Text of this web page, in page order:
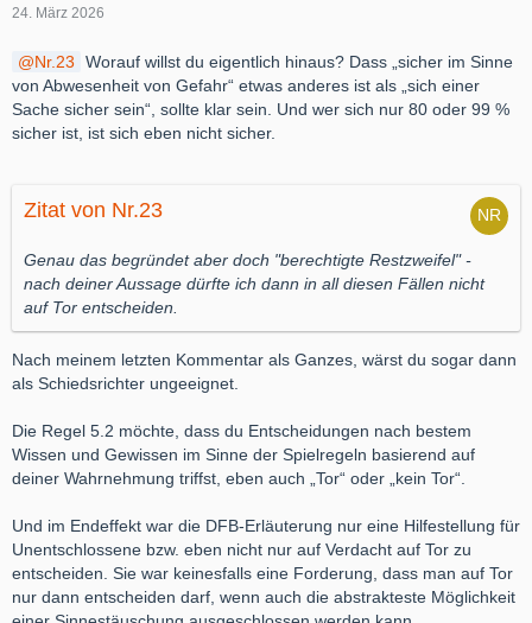
24. März 2026
Nr.23
Worauf willst du eigentlich hinaus? Dass „sicher im Sinne
von Abwesenheit von Gefahr“ etwas anderes ist als „sich einer
Sache sicher sein“, sollte klar sein. Und wer sich nur 80 oder 99 %
sicher ist, ist sich eben nicht sicher.
Zitat von Nr.23
Genau das begründet aber doch "berechtigte Restzweifel" -
nach deiner Aussage dürfte ich dann in all diesen Fällen nicht
auf Tor entscheiden.
Nach meinem letzten Kommentar als Ganzes, wärst du sogar dann
als Schiedsrichter ungeeignet.
Die Regel 5.2 möchte, dass du Entscheidungen nach bestem
Wissen und Gewissen im Sinne der Spielregeln basierend auf
deiner Wahrnehmung triffst, eben auch „Tor“ oder „kein Tor“.
Und im Endeffekt war die DFB-Erläuterung nur eine Hilfestellung für
Unentschlossene bzw. eben nicht nur auf Verdacht auf Tor zu
entscheiden. Sie war keinesfalls eine Forderung, dass man auf Tor
nur dann entscheiden darf, wenn auch die abstrakteste Möglichkeit